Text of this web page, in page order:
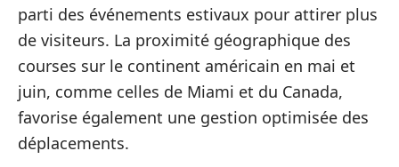
parti des événements estivaux pour attirer plus
de visiteurs. La proximité géographique des
courses sur le continent américain en mai et
juin, comme celles de Miami et du Canada,
favorise également une gestion optimisée des
déplacements.